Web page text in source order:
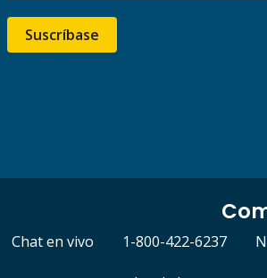
Suscríbase
Chat en vivo 1-800-422-6237